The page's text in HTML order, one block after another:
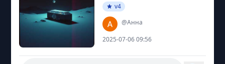
v4
@Анна
2025-07-06 09:56